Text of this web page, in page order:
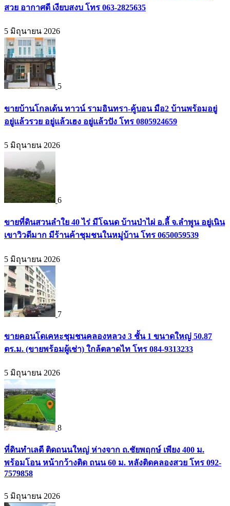
สวย อากาศดี เงียบสงบ โทร 063-2825635
5 มิถุนายน 2026
5
ขายบ้านโกลเด้น ทาวน์ รามอินทรา-คู้บอน มือ2 บ้านพร้อมอยู่
อยู่แล้วรวย อยู่แล้วเฮง อยู่แล้วปัง โทร 0805924659
5 มิถุนายน 2026
6
ขายที่ดินสวนลำใย 40 ไร่ มีโฉนด บ้านป่าไผ่ อ.ลี้ จ.ลำพูน อยู่เนิน
เขาวิวดีมาก มีร้านค้าชุมชนในหมู่บ้าน โทร 0650059539
5 มิถุนายน 2026
7
ขายคอนโดเคหะชุมชนคลองหลวง 3 ชั้น 1 ขนาดใหญ่ 50.87
ตร.ม. (ขายพร้อมผู้เช่า) ใกล้ตลาดไท โทร 084-9313233
5 มิถุนายน 2026
8
ที่ดินทำเลดี ติดถนนใหญ่ ห่างจาก ถ.ชัยพฤกษ์ เพียง 400 ม.
พร้อมโอน หน้ากว้างติด ถนน 60 ม. หลังติดคลองสวย โทร 092-
7579858
5 มิถุนายน 2026